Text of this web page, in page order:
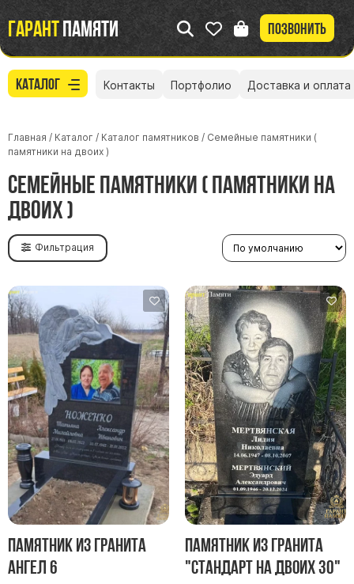
Гарантпамяти Позвонить
Каталог
Участникам СВО
Памятники из гранита
Памятники из мрамора
Элитные памятники
Резные памятники
Мемориальные комплексы
Памятники с полноформатным фото
Склеп
Cкульптуры ангел
Детские памятники
Контакты Портфолио Доставка и оплата
Главная / Каталог / Каталог памятников / Семейные памятники (
памятники на двоих )
Семейные памятники ( памятники на
двоих )
Фильтрация
Памятник из гранита
Ангел 6
Памятник из гранита
"Стандарт на двоих 30"